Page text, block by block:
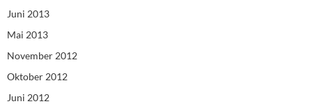
Juni 2013
Mai 2013
November 2012
Oktober 2012
Juni 2012